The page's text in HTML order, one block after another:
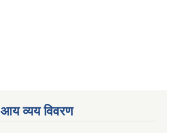
आय व्यय विवरण